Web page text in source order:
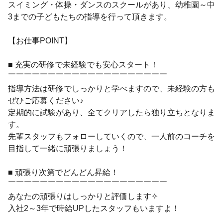
スイミング・体操・ダンスのスクールがあり、幼稚園～中
3までの子どもたちの指導を行って頂きます。
【お仕事POINT】
■ 充実の研修で未経験でも安心スタート！
￣￣￣￣￣￣￣￣￣￣￣￣￣￣￣￣￣￣￣￣
指導方法は研修でしっかりと学べますので、未経験の方も
ぜひご応募ください♪
定期的に試験があり、全てクリアしたら独り立ちとなりま
す。
先輩スタッフもフォローしていくので、一人前のコーチを
目指して一緒に頑張りましょう！
■ 頑張り次第でどんどん昇給！
￣￣￣￣￣￣￣￣￣￣￣￣￣￣￣￣￣￣￣￣
あなたの頑張りはしっかりと評価します✧
入社2～3年で時給UPしたスタッフもいますよ！